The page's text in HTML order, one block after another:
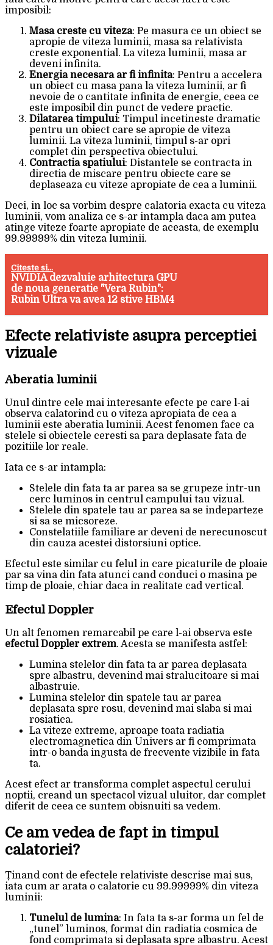
imposibil:
Masa creste cu viteza: Pe masura ce un obiect se
apropie de viteza luminii, masa sa relativista
creste exponential. La viteza luminii, masa ar
deveni infinita.
Energia necesara ar fi infinita: Pentru a accelera
un obiect cu masa pana la viteza luminii, ar fi
nevoie de o cantitate infinita de energie, ceea ce
este imposibil din punct de vedere practic.
Dilatarea timpului: Timpul incetineste dramatic
pentru un obiect care se apropie de viteza
luminii. La viteza luminii, timpul s-ar opri
complet din perspectiva obiectului.
Contractia spatiului: Distantele se contracta in
directia de miscare pentru obiecte care se
deplaseaza cu viteze apropiate de cea a luminii.
Deci, in loc sa vorbim despre calatoria exacta cu viteza
luminii, vom analiza ce s-ar intampla daca am putea
atinge viteze foarte apropiate de aceasta, de exemplu
99.99999% din viteza luminii.
Citeste si...
NVIDIA dezvaluie arhitectura GPU
de noua generatie "Vera Rubin":
Rubin Ultra va avea 12 stive HBM4
Efecte relativiste asupra perceptiei
vizuale
Aberatia luminii
Unul dintre cele mai interesante efecte pe care l-ai
observa calatorind cu o viteza apropiata de cea a
luminii este aberatia luminii. Acest fenomen face ca
stelele si obiectele ceresti sa para deplasate fata de
pozitiile lor reale.
Iata ce s-ar intampla:
Stelele din fata ta ar parea sa se grupeze intr-un
cerc luminos in centrul campului tau vizual.
Stelele din spatele tau ar parea sa se indeparteze
si sa se micsoreze.
Constelatiile familiare ar deveni de nerecunoscut
din cauza acestei distorsiuni optice.
Efectul este similar cu felul in care picaturile de ploaie
par sa vina din fata atunci cand conduci o masina pe
timp de ploaie, chiar daca in realitate cad vertical.
Efectul Doppler
Un alt fenomen remarcabil pe care l-ai observa este
efectul Doppler extrem. Acesta se manifesta astfel:
Lumina stelelor din fata ta ar parea deplasata
spre albastru, devenind mai stralucitoare si mai
albastruie.
Lumina stelelor din spatele tau ar parea
deplasata spre rosu, devenind mai slaba si mai
rosiatica.
La viteze extreme, aproape toata radiatia
electromagnetica din Univers ar fi comprimata
intr-o banda ingusta de frecvente vizibile in fata
ta.
Acest efect ar transforma complet aspectul cerului
noptii, creand un spectacol vizual uluitor, dar complet
diferit de ceea ce suntem obisnuiti sa vedem.
Ce am vedea de fapt in timpul
calatoriei?
Ținand cont de efectele relativiste descrise mai sus,
iata cum ar arata o calatorie cu 99.99999% din viteza
luminii:
Tunelul de lumina: In fata ta s-ar forma un fel de
„tunel” luminos, format din radiatia cosmica de
fond comprimata si deplasata spre albastru. Acest